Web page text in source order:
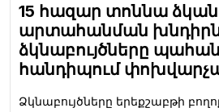
15 հազար տոննա ձկան
արտահանման
ձկնաբույծները
հանդիպում
Ձկնաբույծները երեքշաբթի